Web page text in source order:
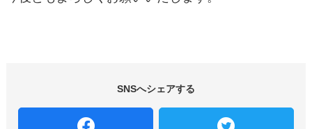
SNSへシェアする